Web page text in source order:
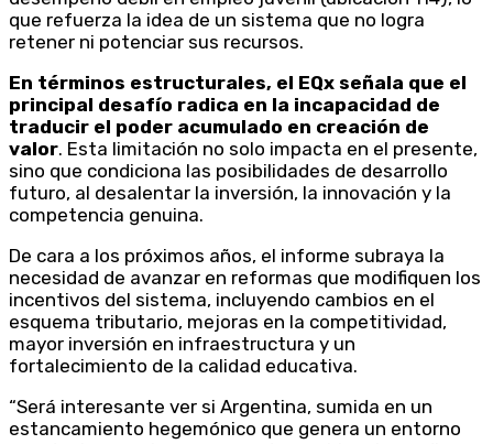
que refuerza la idea de un sistema que no logra
retener ni potenciar sus recursos.
En términos estructurales, el EQx señala que el
principal desafío radica en la incapacidad de
traducir el poder acumulado en creación de
valor. Esta limitación no solo impacta en el presente,
sino que condiciona las posibilidades de desarrollo
futuro, al desalentar la inversión, la innovación y la
competencia genuina.
De cara a los próximos años, el informe subraya la
necesidad de avanzar en reformas que modifiquen los
incentivos del sistema, incluyendo cambios en el
esquema tributario, mejoras en la competitividad,
mayor inversión en infraestructura y un
fortalecimiento de la calidad educativa.
“Será interesante ver si Argentina, sumida en un
estancamiento hegemónico que genera un entorno